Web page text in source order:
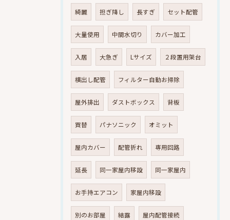
綺麗 担ぎ降し 長すぎ セット配管
大量使用 中間水切り カバー加工
入居 大急ぎ Lサイズ ２段置用架台
横出し配管 フィルター自動お掃除
屋外排出 ダストボックス 背板
買替 パナソニック オミット
屋内カバー 配管折れ 専用回路
延長 同一家屋内移設 同一家屋内
お手持エアコン 家屋内移設
別のお部屋 結露 屋内配管接続